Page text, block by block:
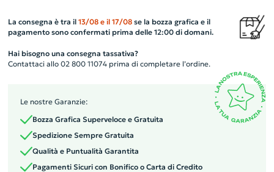
La consegna è tra il 13/08 e il 17/08se la bozza grafica e il
pagamento sono confermati prima delle 12:00 di domani.
Hai bisogno una consegna tassativa?
Contattaci allo 02 800 11074 prima di completare l’ordine.
Le nostre Garanzie:
Bozza Grafica Superveloce e Gratuita
Spedizione Sempre Gratuita
Qualità e Puntualità Garantita
Pagamenti Sicuri con Bonifico o Carta di Credito